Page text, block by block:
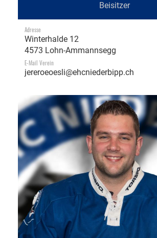
Beisitzer
Adresse
Winterhalde 12
4573 Lohn-Ammannsegg
E-Mail Verein
jereroeoesli@ehcniederbipp.ch